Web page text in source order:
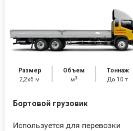
Размер
2,2x6 м
Объем
м3
Тоннаж
До 10 т
Бортовой грузовик
Используется для перевозки